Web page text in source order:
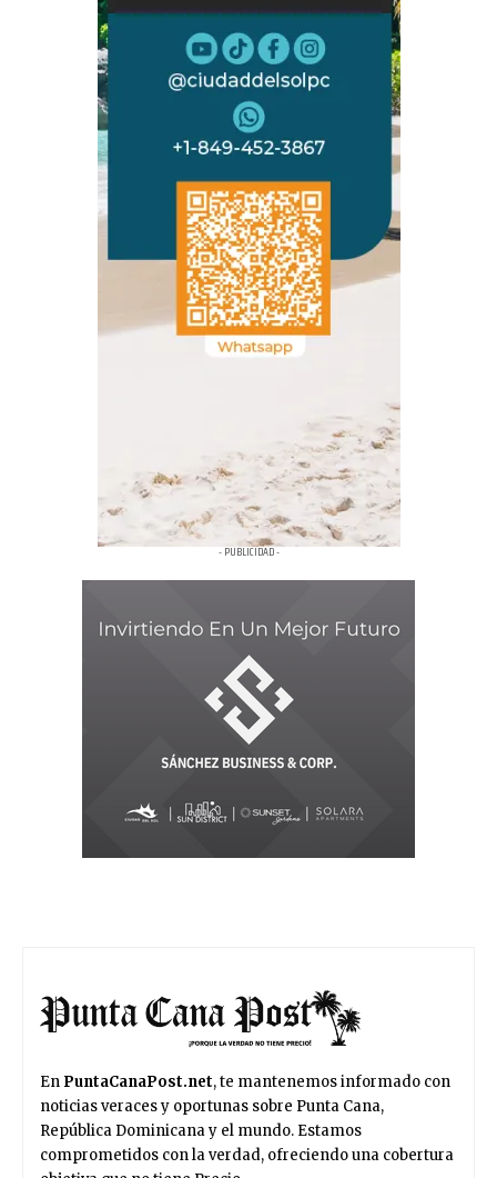
- PUBLICIDAD -
En PuntaCanaPost.net, te mantenemos informado con
noticias veraces y oportunas sobre Punta Cana,
República Dominicana y el mundo. Estamos
comprometidos con la verdad, ofreciendo una cobertura